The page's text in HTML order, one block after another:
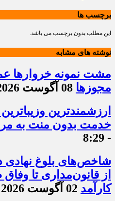
برچسب ها
این مطلب بدون برچسب می باشد.
نوشته های مشابه
مشت نمونه خروارها
مجوزها 08 آگوست 2026 - 13:09
ارزشمندترین
خدمت بدون منت به
- 8:29
شاخص‌های بلوغ نهادی
از قانون‌مداری تا
کارآمد 02 آگوست 2026 - 13:01